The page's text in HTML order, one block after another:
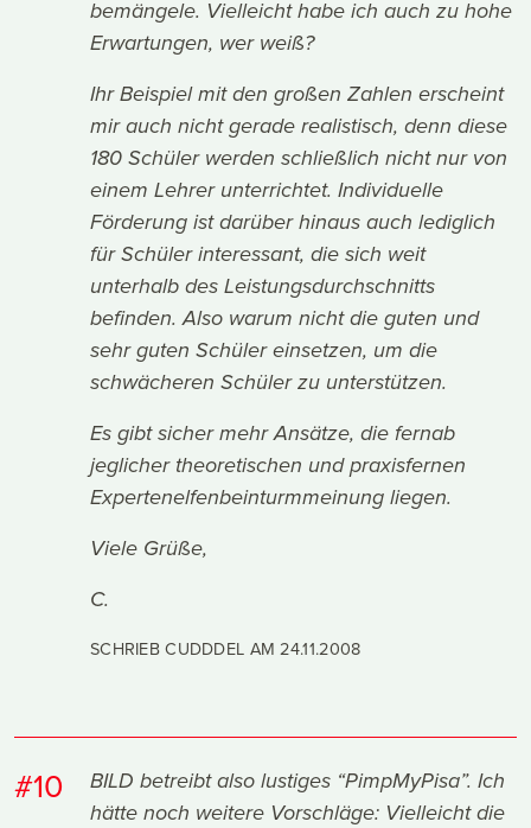
bemängele. Vielleicht habe ich auch zu hohe
Erwartungen, wer weiß?
Ihr Beispiel mit den großen Zahlen erscheint
mir auch nicht gerade realistisch, denn diese
180 Schüler werden schließlich nicht nur von
einem Lehrer unterrichtet. Individuelle
Förderung ist darüber hinaus auch lediglich
für Schüler interessant, die sich weit
unterhalb des Leistungsdurchschnitts
befinden. Also warum nicht die guten und
sehr guten Schüler einsetzen, um die
schwächeren Schüler zu unterstützen.
Es gibt sicher mehr Ansätze, die fernab
jeglicher theoretischen und praxisfernen
Expertenelfenbeinturmmeinung liegen.
Viele Grüße,
C.
SCHRIEB CUDDDEL AM24.11.2008
#10
BILD betreibt also lustiges “PimpMyPisa”. Ich
hätte noch weitere Vorschläge: Vielleicht die